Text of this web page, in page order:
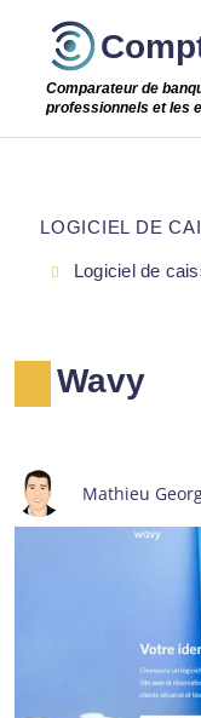
Passer
étapeComparateur de
professionnels et les
Wavy
Mathieu
LOGICIEL DE
Logiciel de